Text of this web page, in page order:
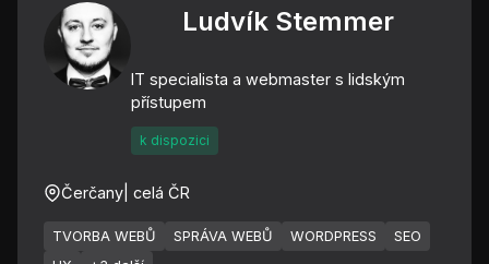
Ludvík Stemmer
IT specialista a webmaster s lidským
přístupem
k dispozici
Čerčany | celá ČR
TVORBA WEBŮ SPRÁVA WEBŮ WORDPRESS
SEO